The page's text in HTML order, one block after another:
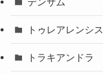
トゥレアレンシス
トラキアンドラ